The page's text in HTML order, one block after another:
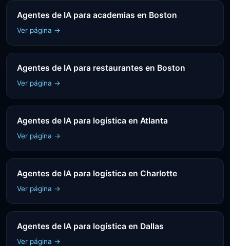
Agentes de IA para academias en Boston
Ver página →
Agentes de IA para restaurantes en Boston
Ver página →
Agentes de IA para logística en Atlanta
Ver página →
Agentes de IA para logística en Charlotte
Ver página →
Agentes de IA para logística en Dallas
Ver página →